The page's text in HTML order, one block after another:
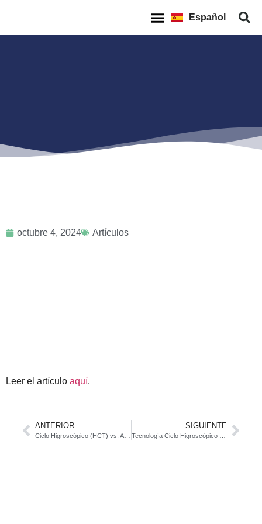
Español
Français
octubre 4, 2024 Artículos
Leer el artículo aquí.
ANTERIOR SIGUIENTE